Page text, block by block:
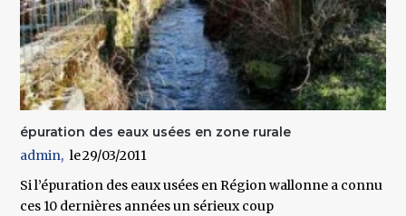
épuration des eaux usées en zone rurale
admin
29/03/2011
Si l’épuration des eaux usées en Région wallonne a connu
ces 10 dernières années un sérieux coup